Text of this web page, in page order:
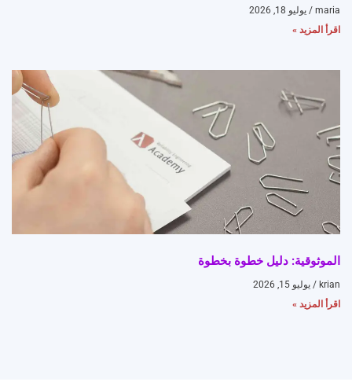
maria
يوليو 18, 2026
اقرأ المزيد »
الموثوقية: دليل خطوة بخطوة
krian
يوليو 15, 2026
اقرأ المزيد »